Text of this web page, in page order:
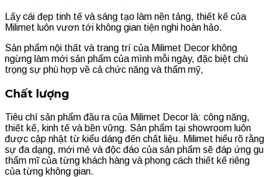
Lấy cái đẹp tinh tế và sáng tạo làm nền tảng, thiết kế của
Milimet luôn vươn tới không gian tiện nghi hoàn hảo.
Sản phẩm nội thất và trang trí của Milimet Decor không
ngừng làm mới sản phẩm của mình mỗi ngày, đặc biệt chú
trọng sự phù hợp về cả chức năng và thẩm mỹ,
Chất lượng
Tiêu chí sản phẩm đầu ra của Milimet Decor là: công năng,
thiết kế, kinh tế và bền vững. Sản phẩm tại showroom luôn
được cập nhật từ kiểu dáng đến chất liệu. Milimet hiểu rõ rằng
sự đa dạng, mới mẻ và độc đáo của sản phẩm sẽ đáp ứng gu
thẩm mĩ của từng khách hàng và phong cách thiết kế riêng
của từng không gian.